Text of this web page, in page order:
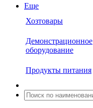
Еще
Хозтовары
Демонстрационное
оборудование
Продукты питания